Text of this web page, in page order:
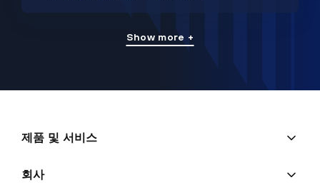
Show more +
제품 및 서비스
회사